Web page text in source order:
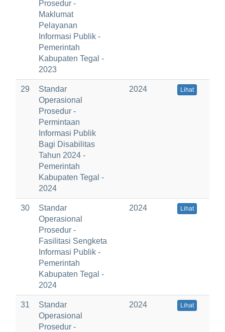
Prosedur -
Maklumat
Pelayanan
Informasi Publik -
Pemerintah
Kabupaten Tegal -
2023
29
Standar
Operasional
Prosedur -
Permintaan
Informasi Publik
Bagi Disabilitas
Tahun 2024 -
Pemerintah
Kabupaten Tegal -
2024
2024 Lihat
30
Standar
Operasional
Prosedur -
Fasilitasi Sengketa
Informasi Publik -
Pemerintah
Kabupaten Tegal -
2024
2024 Lihat
31
Standar
Operasional
Prosedur -
2024 Lihat